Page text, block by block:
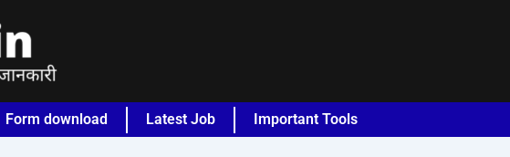
Form download Latest Job Important Tools